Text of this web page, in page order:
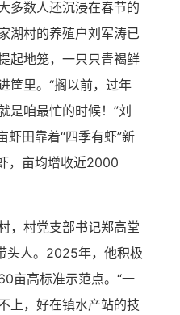
多数人还沉浸在春节的
湖村的养殖户刘军涛已
起地笼，一只只青褐鲜
筐里。“搁以前，过年
是咱最忙的时候！”刘
田靠着“四季有虾”新
，亩均增收近2000
，村党支部书记郑高堂
头人。2025年，他积极
亩高标准示范点。“一
上，好在镇水产站的技